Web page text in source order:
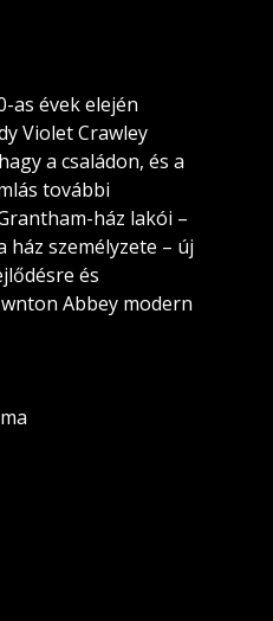
as évek elején
Violet Crawley
a családon, és a
további
ház lakói –
ház személyzete – új
és
Abbey modern